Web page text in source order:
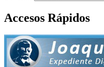
Accesos Rápidos